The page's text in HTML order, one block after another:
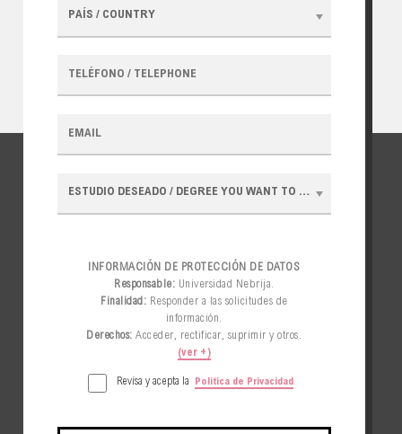
PAÍS / COUNTRY
TELÉFONO / TELEPHONE
EMAIL
ESTUDIO DESEADO / DEGREE YOU WANT TO MAKE
INFORMACIÓN DE PROTECCIÓN DE DATOS
Responsable: Universidad Nebrija.
Finalidad: Responder a las solicitudes de
información.
Derechos:Acceder, rectificar, suprimir y otros.
(ver +)
Revisa y acepta la Política de Privacidad